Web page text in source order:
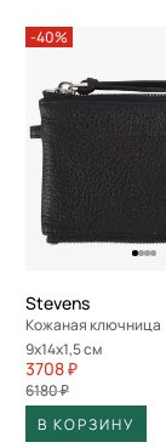
-40%
Stevens
Кожаная ключница
9x14x1,5 см
3708 ₽
6180 ₽
В КОРЗИНУ